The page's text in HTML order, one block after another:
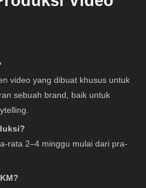
video yang dibuat khusus untuk
sebuah brand, baik untuk
rata 2–4 minggu mulai dari pra-